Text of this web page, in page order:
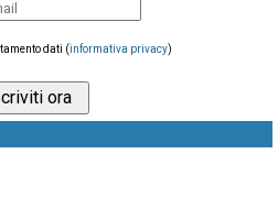
dati (informativa privacy)